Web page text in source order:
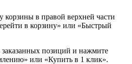
корзины в правой верхней части
в корзину» или «Быстрый
заказанных позиций и нажмите
или «Купить в 1 клик».